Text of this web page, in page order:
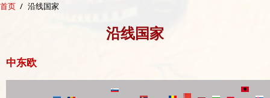
首页 / 沿线国家
沿线国家
中东欧